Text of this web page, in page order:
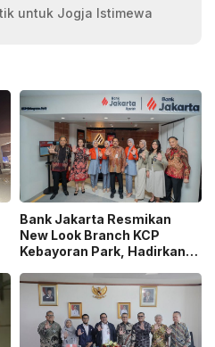
untuk Jogja Istimewa
Bank Jakarta Resmikan
New Look Branch KCP
Kebayoran Park, Hadirkan
Modern